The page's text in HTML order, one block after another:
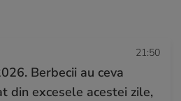
21:50
Berbecii au ceva
din excesele acestei zile,